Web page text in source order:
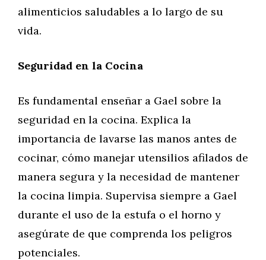
alimenticios saludables a lo largo de su
vida.
Seguridad en la Cocina
Es fundamental enseñar a Gael sobre la
seguridad en la cocina. Explica la
importancia de lavarse las manos antes de
cocinar, cómo manejar utensilios afilados de
manera segura y la necesidad de mantener
la cocina limpia. Supervisa siempre a Gael
durante el uso de la estufa o el horno y
asegúrate de que comprenda los peligros
potenciales.